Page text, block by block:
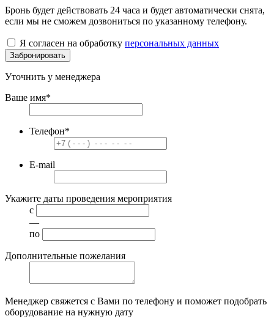
Бронь будет действовать 24 часа и будет автоматически снята,
если мы не сможем дозвониться по указанному телефону.
Я согласен на обработку персональных данных
Забронировать
Уточнить у менеджера
Ваше имя*
Телефон*
E-mail
Укажите даты проведения мероприятия
с
—
по
Дополнительные пожелания
Менеджер свяжется с Вами по телефону и поможет подобрать
оборудование на нужную дату